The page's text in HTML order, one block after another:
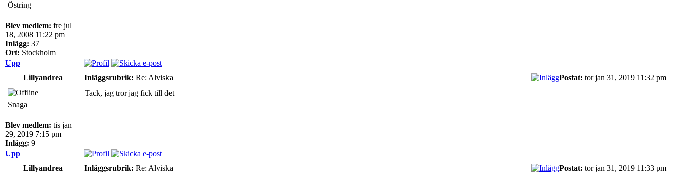
Östring
Blev medlem: fre jul
18, 2008 11:22 pm
Inlägg: 37
Ort: Stockholm
Upp
Lillyandrea
Inläggsrubrik: Re: Alviska Postat: tor jan 31, 2019 11:32 pm
Snaga
Blev medlem: tis jan
29, 2019 7:15 pm
Inlägg: 9
Tack, jag tror jag fick till det
Upp
Lillyandrea
Inläggsrubrik: Re: Alviska Postat: tor jan 31, 2019 11:33 pm